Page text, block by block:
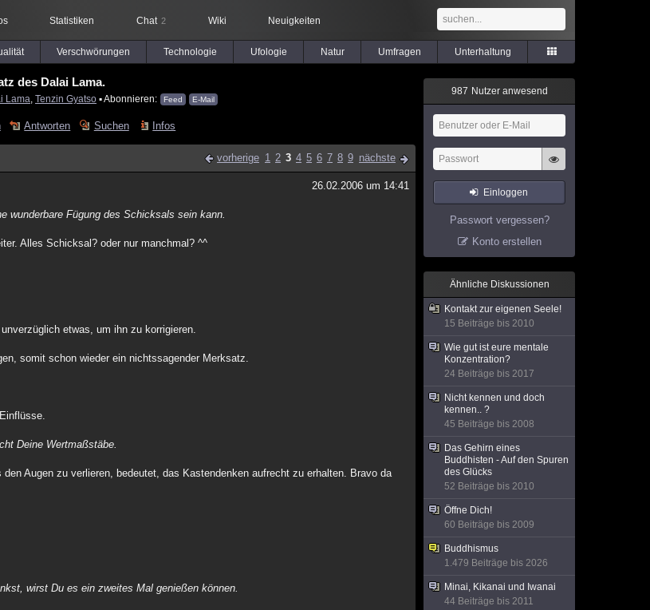
Statistiken Chat 2 Wiki Neuigkeiten
Verschwörungen Technologie Ufologie Natur Umfragen Unterhaltung
des Dalai Lama.
Lama Tenzin Gyatso ▪ Abonnieren: Feed E-Mail
Antworten Suchen Infos
vorherige 1 2 3 4 5 6 7 8 9 nächste
26.02.2006 um 14:41
wunderbare Fügung des Schicksals sein kann.
Alles Schicksal? oder nur manchmal? ^^
etwas, um ihn zu korrigieren.
somit schon wieder ein nichtssagender Merksatz.
Deine Wertmaßstäbe.
Augen zu verlieren, bedeutet, das Kastendenken aufrecht zu erhalten. Bravo da
wirst Du es ein zweites Mal genießen können.
987 Nutzer anwesend
Einloggen
Passwort vergessen?
Konto erstellen
Ähnliche Diskussionen
Kontakt zur eigenen Seele!
15 Beiträge bis 2010
Wie gut ist eure mentale
Konzentration?
24 Beiträge bis 2017
Nicht kennen und doch
kennen.. ?
45 Beiträge bis 2008
Das Gehirn eines
Buddhisten - Auf den Spuren
des Glücks
52 Beiträge bis 2010
Öffne Dich!
60 Beiträge bis 2009
Buddhismus
1.479 Beiträge bis 2026
Minai, Kikanai und Iwanai
44 Beiträge bis 2011